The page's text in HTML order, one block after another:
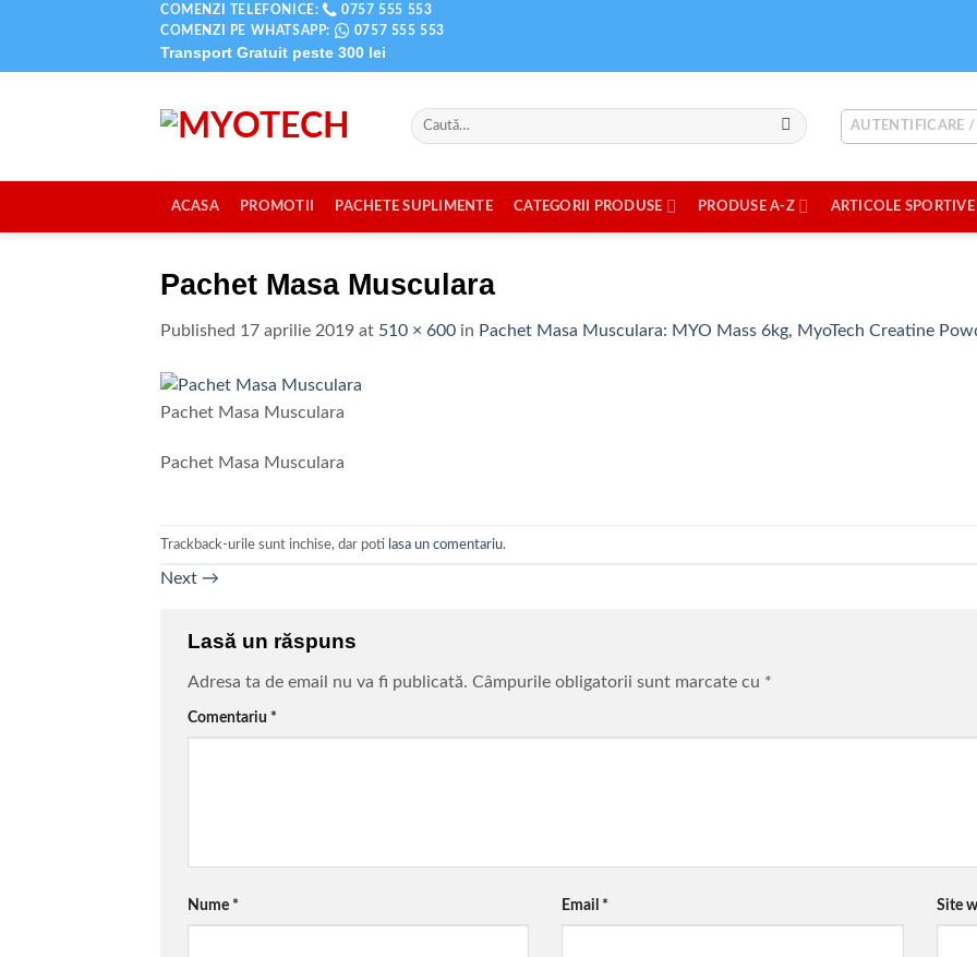
COMENZI TELEFONICE:
0757 555 553
COMENZI PE WHATSAPP:
0757 555 553
Transport Gratuit peste 300 lei
Caută
după:
AUTENTIFICARE /
ACASA PROMOTII PACHETE SUPLIMENTE CATEGORII PRODUSE PRODUSE A-Z ARTICOLE SPORTIVE
Pachet Masa Musculara
Published 17 aprilie 2019 at 510 × 600 in Pachet Masa Musculara: MYO Mass 6kg, MyoTech Creatine
Pachet Masa Musculara
Pachet Masa Musculara
Trackback-urile sunt inchise, dar poti lasa un comentariu.
Next →
Lasă un răspuns
Adresa ta de email nu va fi publicată. Câmpurile obligatorii sunt marcate cu *
Comentariu *
Nume * Email * Site